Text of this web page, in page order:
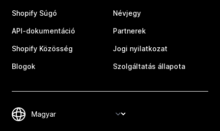
Shopify Súgó
API-dokumentáció
Shopify Közösség
Blogok
Névjegy
Partnerek
Jogi nyilatkozat
Szolgáltatás állapota